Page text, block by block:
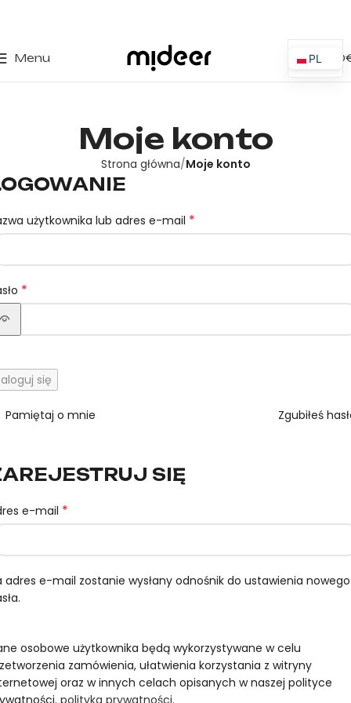
Menu 0,00
Moje konto
Strona główna Moje konto
użytkownika lub adres e-mail *
*
się
Zgubiłeś
Pamiętaj o mnie
SIĘ
e-mail *
adres e-mail zostanie wysłany odnośnik do ustawienia nowego
osobowe użytkownika będą wykorzystywane w celu
zamówienia, ułatwienia korzystania z witryny
oraz w innych celach opisanych w naszej polityce
polityka prywatności.
PL
ES